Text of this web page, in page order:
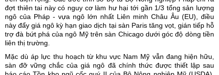
đợt thiên tai này có nguy cơ làm hư hại tới gần 1/3 tổng sản lượng
ngô của Pháp - vựa ngô lớn nhất Liên minh Châu Âu (EU), điều
này đẩy giá ngô kỳ hạn giao dịch tại sàn Paris tăng vọt, gián tiếp hỗ
trợ đà bứt phá của ngô Mỹ trên sàn Chicago dưới góc độ dòng tiền
liên thị trường.
Mặc dù áp lực thu hoạch từ khu vực Nam Mỹ vẫn đang hiện hữu,
sàn đỡ vững chắc của giá ngô đã chính thức được thiết lập sau